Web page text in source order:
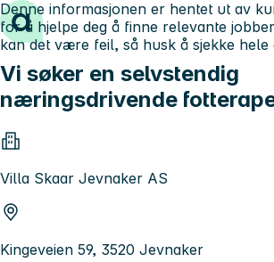
Hopp til innhold
Vi søker en selvstendig
næringsdrivende
Villa Skaar Jevnaker AS
Kingeveien 59, 3520 Jevnaker
Denne informasjonen er hentet ut av
for å hjelpe deg å finne relevante
kan det være feil, så husk å sjekke hele